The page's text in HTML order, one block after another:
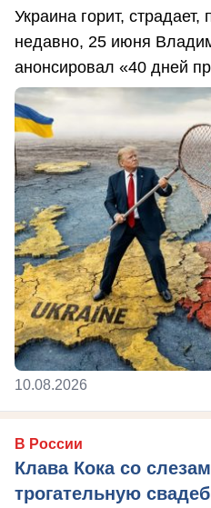
Украина горит,
недавно, 25 июня
анонсировал «40 дней
10.08.2026
В России
Клава Кока со
трогательную